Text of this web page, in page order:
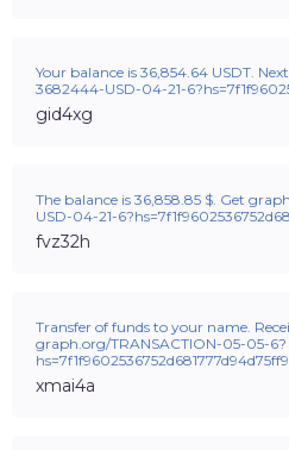
Your balance is 36,854.64 USDT.
3682444-USD-04-21-
gid4xg
The balance is 36,858.85 $. Get
USD-04-21-
fvz32h
Transfer of funds to your name.
graph.org/TRANSACTION-05-05-6?
xmai4a